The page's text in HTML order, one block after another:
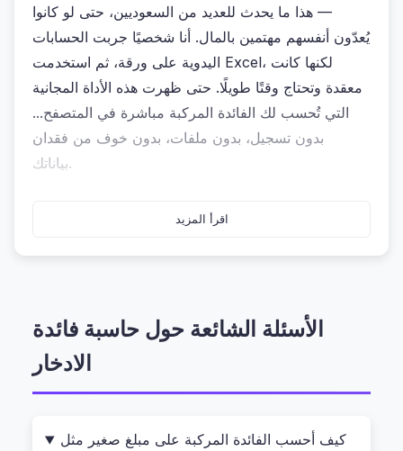
— هذا ما يحدث للعديد من السعوديين، حتى لو كانوا
يُعدّون أنفسهم مهتمين بالمال. أنا شخصيًا جربت الحسابات
اليدوية على ورقة، ثم استخدمت Excel، لكنها كانت
معقدة وتحتاج وقتًا طويلًا. حتى ظهرت هذه الأداة المجانية
التي تُحسب لك الفائدة المركبة مباشرة في المتصفح...
بدون تسجيل، بدون ملفات، بدون خوف من فقدان
بياناتك.
ما هي حاسبة فائدة الادخار؟ وكيف تعمل دون
تودّ إدخاره، ومدة الادخار، ونسبة الفائدة السنوية، وتُظهر
لك الناتج النهائي باستخدام قانون الفائدة المركبة
(Compound Interest) — وهو نفس القانون الذي
أي بيانات إلى خوادم خارجية. هذا يعني أنه يمكنك
اقرأ المزيد
الأسئلة الشائعة حول حاسبة فائدة
الادخار
كيف أحسب الفائدة المركبة على مبلغ صغير مثل